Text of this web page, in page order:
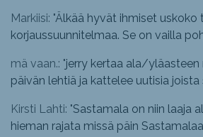
Markiisi: "Älkää hyvät ihmiset
korjaussuunnitelmaa. Se on vailla
mä vaan.: "jerry kertaa ala/yläasteen
päivän lehtiä ja kattelee uutisia joista
Kirsti Lahti: "Sastamala on niin laaja
hieman rajata missä päin